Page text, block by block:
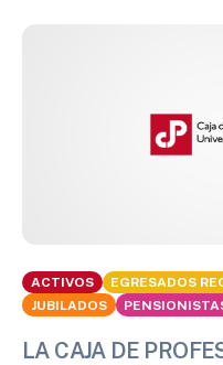
ACTIVOS EGRESADOS
JUBILADOS
LA CAJA DE